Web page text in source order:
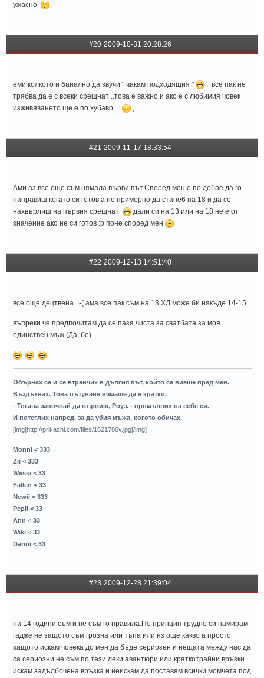
ужасно
#20 2009-10-31 20:28:26
еми колкото и банално да звучи " чакам подходящия "
.. все пак не
трябва да е с всеки срещнат ..това е важно и ако е с любимия човек
изживяването ще е по хубаво . .
.,
#21 2009-11-17 18:33:54
Ами аз все още съм нямала първи път.Според мен е по добре да го
направиш когато си готов а не примерно да стане6 на 18 и да се
нахвърлиш на първия срещнат
дали си на 13 или на 18 не е от
значение ако не си готов :p поне според мен
#22 2009-12-13 14:51:40
все още децтвена |-( ама все пак съм на 13 ХД може би някъде 14-15
въпреки че предпочитам да се пазя чиста за сватбата за моя
единствен мъж (Да, бе)
Обърнах се и се втренчих в дългия път, който се виеше пред мен.
Въздъхнах. Това пътуване нямаше да е кратко.
- Тогава започвай да вървиш, Роуз. - промълвих на себе си.
И потеглих напред, за да убия мъжа, когото обичах.
[img]http://prikachi.com/files/1621786v.jpg[/img]
Monni < 333
Zii < 333
Wessi < 33
Fallen < 33
Newii < 333
Pepii < 33
Ann < 33
Wiki < 33
Danni < 33
#23 2009-12-28 21:39:04
на 14 години съм и не съм го правила.По принцип трудно си намирам
гадже не защото съм грозна или тъпа или нз още какво а просто
защото искам човека до мен да бъде сериозен и нещата между нас да
са сериозни не съм по тези леки авантюри или краткотрайни връзки
искам задълбочена връзка и неискам да поставям всички момчета под